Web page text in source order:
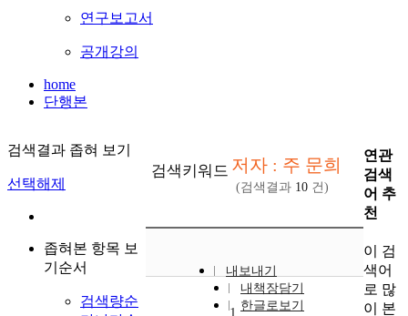
연구보고서
공개강의
home
단행본
검색결과 좁혀 보기
선택해제
좁혀본 항목 보
기순서
검색량순
검색키워드 저자 : 주 문희
(검색결과 10 건)
내보내기
내책장담기
한글로보기
1
연관
검색
어 추
천
이 검
색어
로 많
이 본